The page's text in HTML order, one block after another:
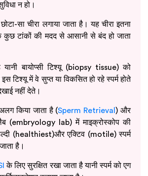
न हो।
सा चीरा लगाया जाता है। यह चीरा इतना
कुछ टांकों की मदद से आसानी से बंद हो जाता
बायोप्सी टिश्यू (biopsy tissue) को
इस टिश्यू में वे सुप्त या विकसित हो रहे स्पर्म होते
नहीं देते।
किया जाता है (Sperm Retrieval ) और
लैब (embryology lab) में माइक्रोस्कोप की
(healthiest)और एक्टिव (motile) स्पर्म
है।
के लिए सुरक्षित रखा जाता है यानी स्पर्म को एग